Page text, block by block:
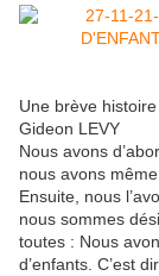
Une brève
Gideon LEVY
Nous avons
nous avons
Ensuite, nous
nous sommes
toutes : Nous
d’enfants. C’est